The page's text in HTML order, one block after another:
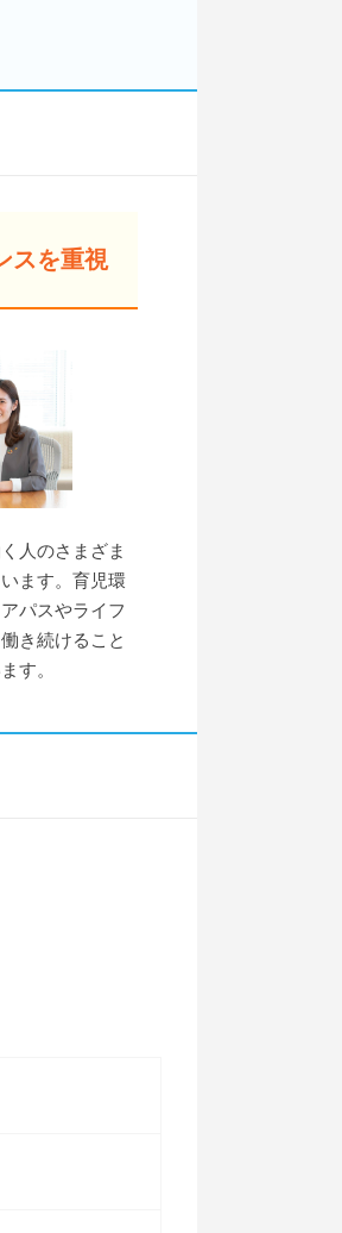
スを重視
人のさまざま
ます。育児環
パスやライフ
き続けること
す。